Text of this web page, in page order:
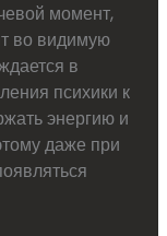
момент,
во видимую
в
психики к
энергию и
даже при